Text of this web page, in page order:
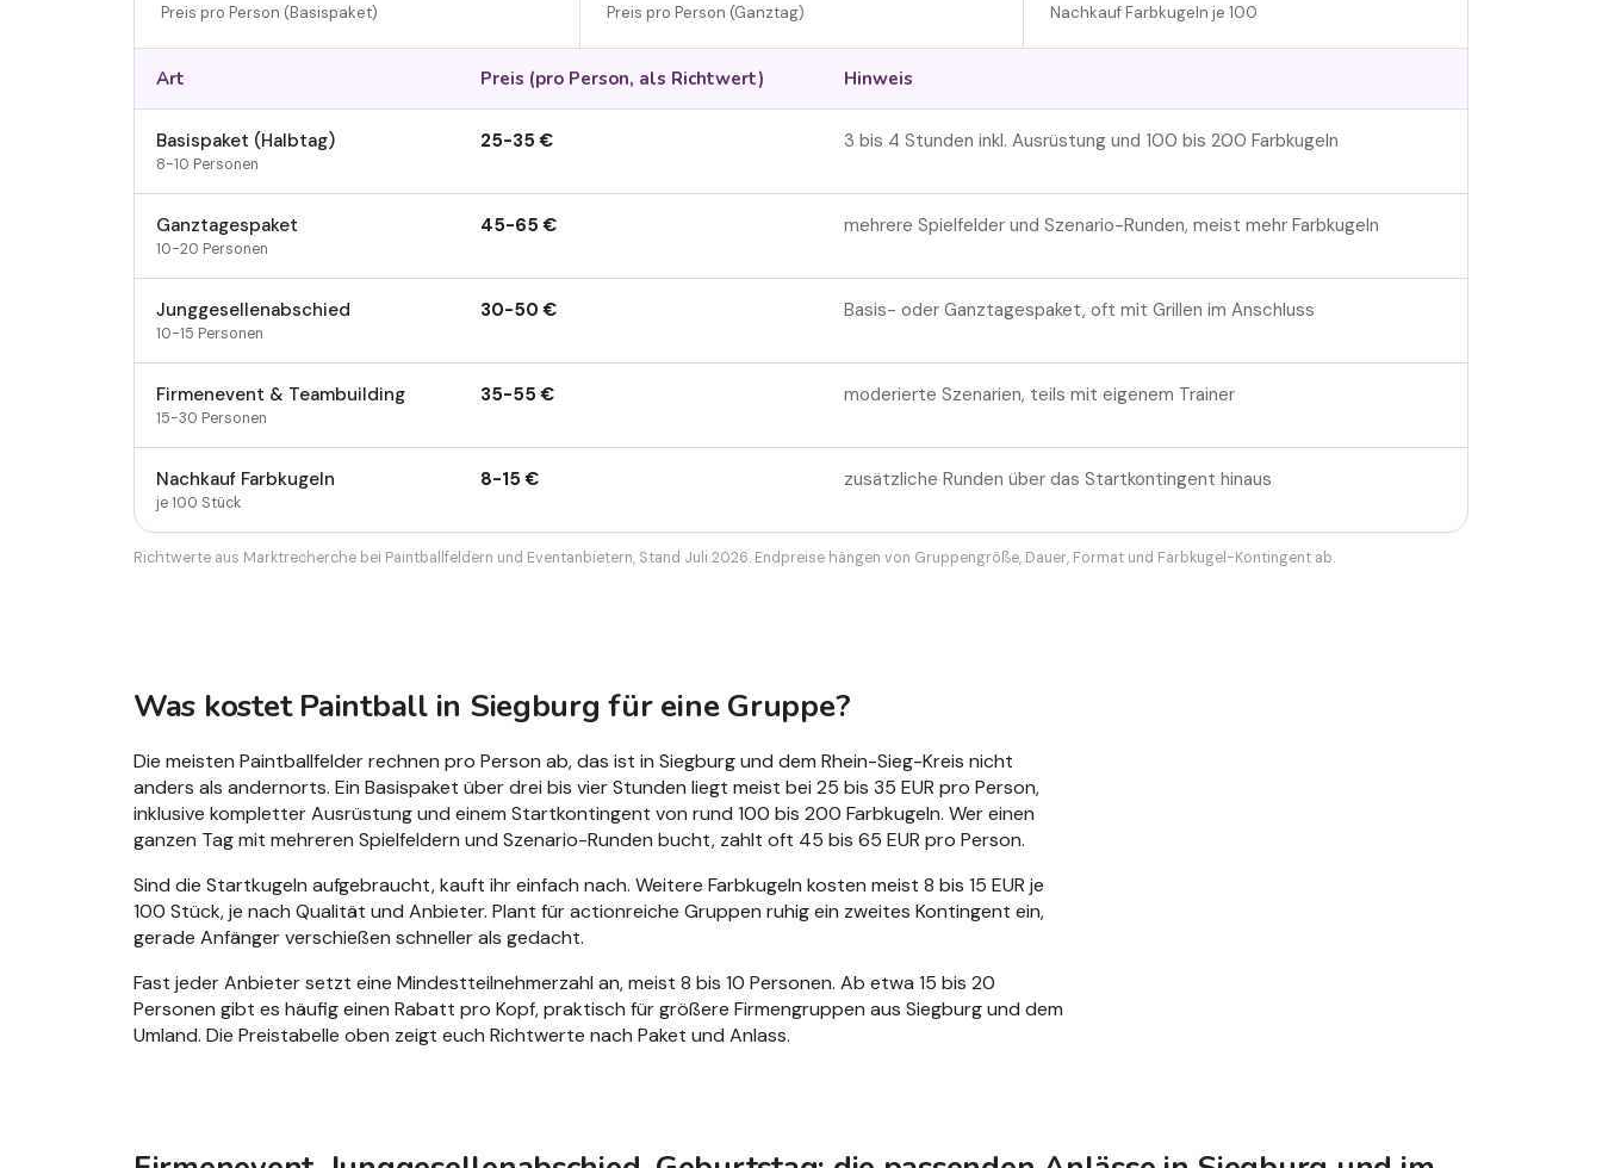
Preis pro Person (Basispaket) Preis pro Person (Ganztag) Nachkauf Farbkugeln je 100
Art Preis (pro Person, als Richtwert) Hinweis
Basispaket (Halbtag)
8-10 Personen
25-35 € 3 bis 4 Stunden inkl. Ausrüstung und 100 bis 200 Farbkugeln
Ganztagespaket
10-20 Personen
45-65 € mehrere Spielfelder und Szenario-Runden, meist mehr Farbkugeln
Junggesellenabschied
10-15 Personen
30-50 € Basis- oder Ganztagespaket, oft mit Grillen im Anschluss
Firmenevent & Teambuilding
15-30 Personen
35-55 € moderierte Szenarien, teils mit eigenem Trainer
Nachkauf Farbkugeln
je 100 Stück
8-15 € zusätzliche Runden über das Startkontingent hinaus
Richtwerte aus Marktrecherche bei Paintballfeldern und Eventanbietern, Stand Juli 2026. Endpreise hängen von Gruppengröße, Dauer, Format und Farbkugel-Kontingent ab.
Was kostet Paintball in Siegburg für eine Gruppe?
Die meisten Paintballfelder rechnen pro Person ab, das ist in Siegburg und dem Rhein-Sieg-Kreis nicht
anders als andernorts. Ein Basispaket über drei bis vier Stunden liegt meist bei 25 bis 35 EUR pro Person,
inklusive kompletter Ausrüstung und einem Startkontingent von rund 100 bis 200 Farbkugeln. Wer einen
ganzen Tag mit mehreren Spielfeldern und Szenario-Runden bucht, zahlt oft 45 bis 65 EUR pro Person.
Sind die Startkugeln aufgebraucht, kauft ihr einfach nach. Weitere Farbkugeln kosten meist 8 bis 15 EUR je
100 Stück, je nach Qualität und Anbieter. Plant für actionreiche Gruppen ruhig ein zweites Kontingent ein,
gerade Anfänger verschießen schneller als gedacht.
Fast jeder Anbieter setzt eine Mindestteilnehmerzahl an, meist 8 bis 10 Personen. Ab etwa 15 bis 20
Personen gibt es häufig einen Rabatt pro Kopf, praktisch für größere Firmengruppen aus Siegburg und dem
Umland. Die Preistabelle oben zeigt euch Richtwerte nach Paket und Anlass.